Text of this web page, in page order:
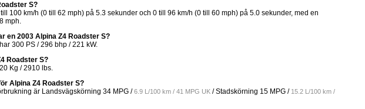
S?
100 km/h (0 till 62 mph) på 5.3 sekunder och 0 till 96 km/h (0 till 60 mph) på 5.0 sekunder, med en
mph.
en 2003 Alpina Z4 Roadster S?
300 PS / 296 bhp / 221 kW.
Roadster S?
Kg / 2910 lbs.
Alpina Z4 Roadster S?
är Landsvägskörning 34 MPG /6.9 L/100 km / 41 MPG UK / Stadskörning 15 MPG / 15.2 L/100 km /